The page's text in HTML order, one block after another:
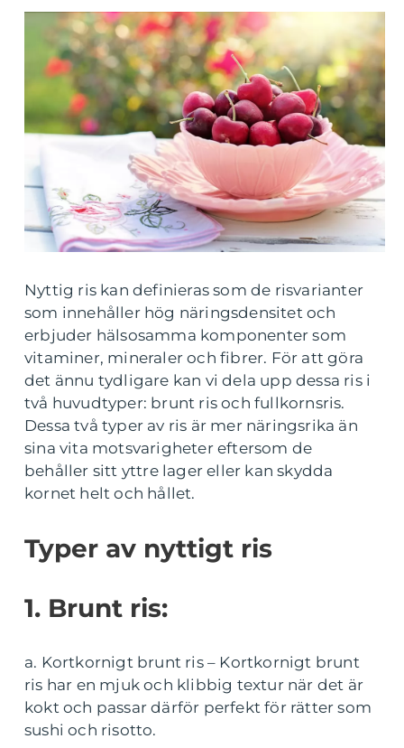
Nyttig ris kan definieras som de risvarianter
som innehåller hög näringsdensitet och
erbjuder hälsosamma komponenter som
vitaminer, mineraler och fibrer. För att göra
det ännu tydligare kan vi dela upp dessa ris i
två huvudtyper: brunt ris och fullkornsris.
Dessa två typer av ris är mer näringsrika än
sina vita motsvarigheter eftersom de
behåller sitt yttre lager eller kan skydda
kornet helt och hållet.
Typer av nyttigt ris
1. Brunt ris:
a. Kortkornigt brunt ris – Kortkornigt brunt
ris har en mjuk och klibbig textur när det är
kokt och passar därför perfekt för rätter som
sushi och risotto.